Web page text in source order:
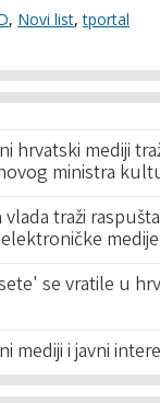
, Novi list,tportal
hrvatski mediji
ministra
vlada traži
elektroničke medije
se vratile u
mediji i javni